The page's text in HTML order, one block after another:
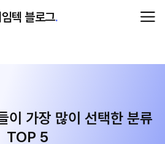
텍 블로그.
이 가장 많이 선택한 분류
TOP 5